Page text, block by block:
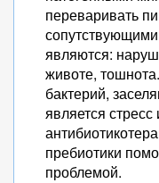
переваривать
являются:
животе,
бактерий,
является
пребиотики
проблемой.